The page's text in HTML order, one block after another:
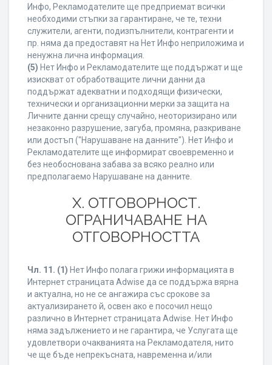
Инфо, Рекламодателите ще предприемат всички
необходими стъпки за гарантиране, че те, техни
служители, агенти, подизпълнители, контрагенти и
пр. няма да предоставят на Нет Инфо неприложима и
ненужна лична информация.
(5) Нет Инфо и Рекламодателите ще поддържат и ще
изискват от обработващите лични данни да
поддържат адекватни и подходящи физически,
технически и организационни мерки за защита на
Личните данни срещу случайно, неоторизирано или
незаконно разрушение, загуба, промяна, разкриване
или достъп ("Нарушаване на данните"). Нет Инфо и
Рекламодателите ще информират своевременно и
без необоснована забава за всяко реално или
предполагаемо Нарушаване на данните.
X. ОТГОВОРНОСТ.
ОГРАНИЧАВАНЕ НА
ОТГОВОРНОСТТА
Чл. 11. (1) Нет Инфо полага грижи информацията в
Интернет страницата Adwise да се поддържа вярна
и актуална, но не се ангажира със срокове за
актуализирането й, освен ако е посочил нещо
различно в Интернет страницата Adwise. Нет Инфо
няма задължението и не гарантира, че Услугата ще
удовлетвори очакванията на Рекламодателя, нито
че ще бъде непрекъсната, навременна и/или